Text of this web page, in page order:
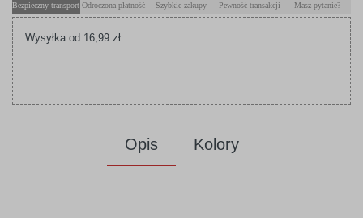
Bezpieczny transport Odroczona płatność Szybkie zakupy Pewność transakcji Masz pytanie?
Wysyłka od 16,99 zł.
Opis Kolory